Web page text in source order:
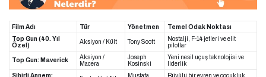
Film Adı Tür Yönetmen
Temel Odak Noktası
Top Gun (40. Yıl
Özel)
Aksiyon / Kült Tony Scott
Nostalji, F-14 jetleri ve elit
pilotlar
Top Gun: Maverick
Aksiyon /
Macera
Joseph
Kosinski
Yeni nesil uçuş teknolojisi ve
liderlik